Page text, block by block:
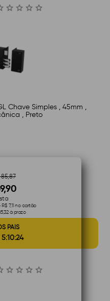
Chave Simples , 45mm ,
, Preto
7,11 no cartão
à prazo
PAIS